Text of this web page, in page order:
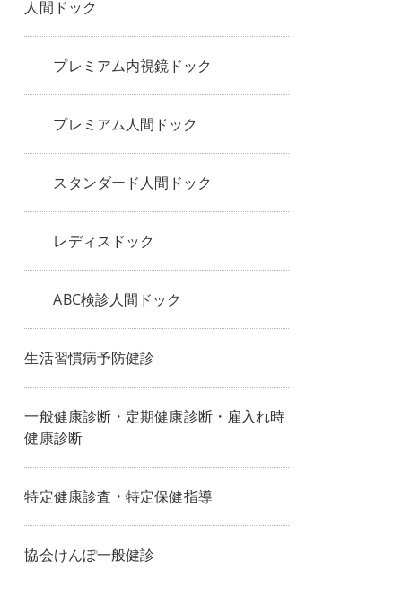
人間ドック
プレミアム内視鏡ドック
プレミアム人間ドック
スタンダード人間ドック
レディスドック
ABC検診人間ドック
生活習慣病予防健診
一般健康診断・定期健康診断・雇入れ時
健康診断
特定健康診査・特定保健指導
協会けんぽ一般健診